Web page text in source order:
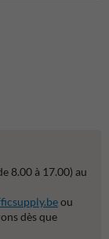
8.00 à 17.00) au
ou
dès que